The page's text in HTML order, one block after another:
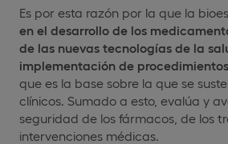
Es por esta razón por la que la
en el desarrollo de los
de las nuevas tecnologías de la
implementación de
que es la base sobre la que se
clínicos. Sumado a esto, evalúa y
seguridad de los fármacos, de los
intervenciones médicas.